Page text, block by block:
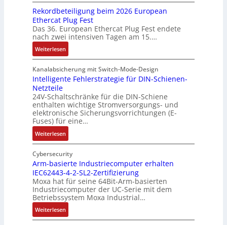
e
n
a
l
y
s
e
et
t
h
e
r
m
i
s
c
h
e
G
e
h
ä
u
s
e
d
e
h
n
u
4
0
A
n
g
e
n
e
u
i
e
r
e
n
A
u
f
w
a
n
d
,
K
a
t
e
n
s
o
u
v
r
ä
n
i
t
ä
t
b
e
g
i
n
n
t
Rekordbeteiligung beim 2026 European
Ethercat Plug Fest
Das 36. European Ethercat Plug Fest endete
nach zwei intensiven Tagen am 15.…
Weiterlesen:
R
e
k
r
d
b
e
t
e
i
l
i
g
u
n
g
b
Kanalabsicherung mit Switch-Mode-Design
Intelligente Fehlerstrategie für DIN-Schienen-
Netzteile
24V-Schaltschränke für die DIN-Schiene
enthalten wichtige Stromversorgungs- und
elektronische Sicherungsvorrichtungen (E-
Fuses) für eine…
Weiterlesen:
I
n
t
e
l
l
i
g
e
Cybersecurity
Arm-basierte Industriecomputer erhalten
IEC62443-4-2-SL2-Zertifizierung
Moxa hat für seine 64Bit-Arm-basierten
Industriecomputer der UC-Serie mit dem
Betriebssystem Moxa Industrial…
Weiterlesen:
A